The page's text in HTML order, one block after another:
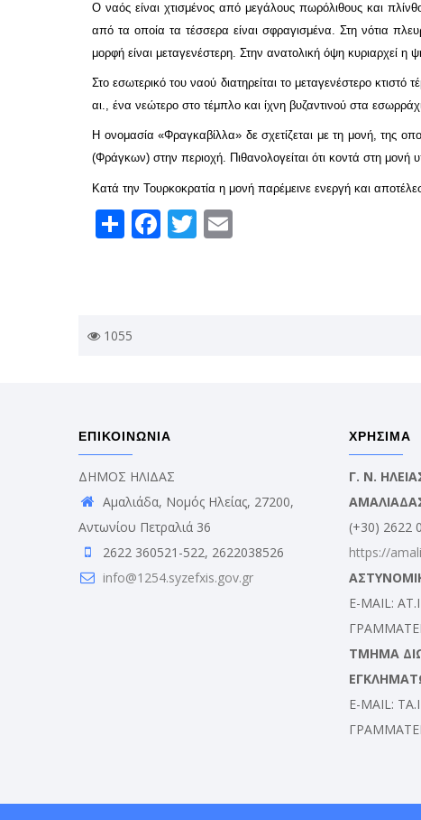
Ο ναός είναι χτισμένος από μεγάλους πωρόλιθους και
από τα οποία τα τέσσερα είναι σφραγισμένα. Στη νότια
μορφή είναι μεταγενέστερη. Στην ανατολική όψη κυριαρχεί
Στο εσωτερικό του ναού διατηρείται το μεταγενέστερο
αι., ένα νεώτερο στο τέμπλο και ίχνη βυζαντινού στα
Η ονομασία «Φραγκαβίλλα» δε σχετίζεται με τη μονή, της
(Φράγκων) στην περιοχή. Πιθανολογείται ότι κοντά στη
Κατά την Τουρκοκρατία η μονή παρέμεινε ενεργή και
ShareFacebook
Twitter
1055
ΕΠΙΚΟΙΝΩΝΙΑ
ΔΗΜΟΣ ΗΛΙΔΑΣ
Αμαλιάδα, Νομός Ηλείας, 27200,
Αντωνίου Πετραλιά 36
2622 360521-522, 2622038526
info@1254.syzefxis.gov.gr
ΧΡΗΣΙΜΑ
Γ. Ν.
(+30) 2622
https://
E-MAIL:
ΤΜΗΜΑ
E-MAIL: